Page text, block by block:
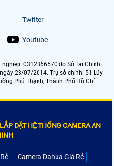
Twitter
Youtube
nghiệp: 0312866570 do Sở Tài Chính
ngày 23/07/2014. Trụ sở chính: 51 Lũy
Phú Thạnh, Thành Phố Hồ Chí
ĐẶT HỆ THỐNG CAMERA AN
Camera Dahua Giá Rẻ